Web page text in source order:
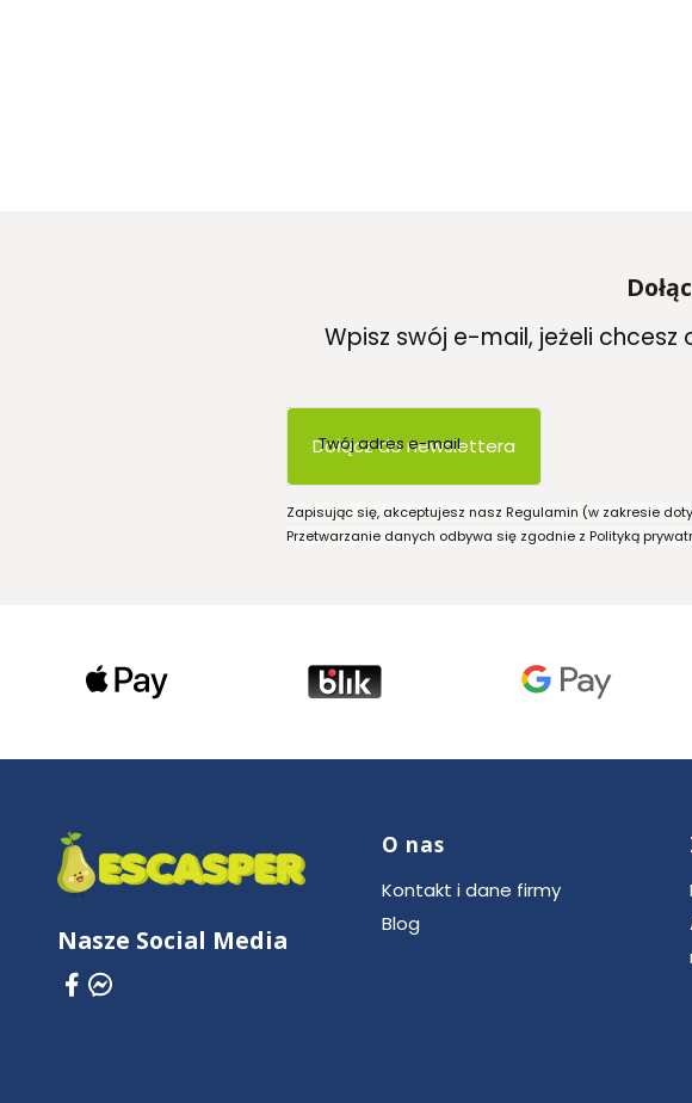
Wpisz swój e-mail, jeżeli
Twój adres e-mail
Dołącz do newslettera
Zapisując się, akceptujesz nasz Regulamin (w zakresie
Przetwarzanie danych odbywa się zgodnie z Polityką
Nasze Social Media
Linki w stopce
O nas
Kontakt i dane firmy
Blog